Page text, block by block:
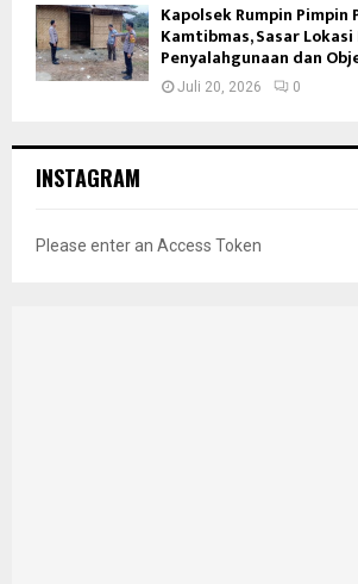
Kapolsek Rumpin Pimpin
Kamtibmas, Sasar Lokasi
Penyalahgunaan dan
Juli 20, 2026 0
INSTAGRAM
Please enter an Access Token